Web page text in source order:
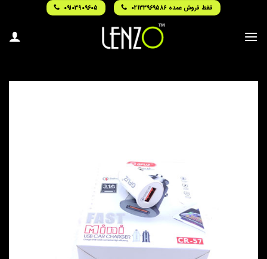
content
فقط فروش عمده 02133969586 09103909605